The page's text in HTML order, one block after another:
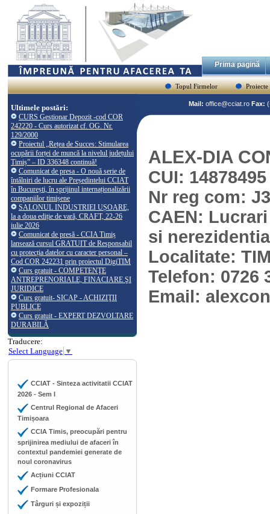
Prima pagină
Topul Firmelor Proiecte
Ultimele postări:
CURS Gestionar Depozit -cod COR
242220 - Curs autorizat cf. OG. Nr.
129/2000
Proiectul „Rețea de Succes: Stimularea
ocupării forței de muncă la nivelul județului
Timiș” – ID 336348 continuă!
Comunicat de presa - O nouă serie de
întâlniri de lucru ale Președintelui CCIAT
în București, în sprijinul internaționalizării
companiilor timișene
SALONUL INDUSTRIEI UȘOARE,
la a doua ediție de vară, CRAFT, 22-26
iulie 2026
Comunicat de presă - CCIA Timiș
lansează cursul GRATUIT de Responsabil
cu protecția datelor cu caracter personal –
Cod COR 242231 prin proiectul DigiTIM
Curs gratuit - COMPETENŢE
ANTREPRENORIALE, FINACIARE ŞI
JURIDICE
Curs gratuit- SICAP - ACHIZIŢII
PUBLICE
Curs gratuit - EXPERT DEZVOLTARE
DURABILĂ
Traducere:
Select Language ▼
CCIAT - Sinteza activitatii CCIAT
2026 - Sem I
Centrul Regional de Afaceri
Timișoara
CCIA Timis, preocupări pentru
sprijinirea mediului de afaceri în
contextul pandemiei generate de
noul coronavirus
Acțiuni CCIAT
Formare Profesionala
Târguri și expoziții
Mail: office@cciat.ro Fax:
ALEX-DIA
CUI: 14878495
Nr reg com:
CAEN:
si
Localitate:
Telefon: 0726
Email: